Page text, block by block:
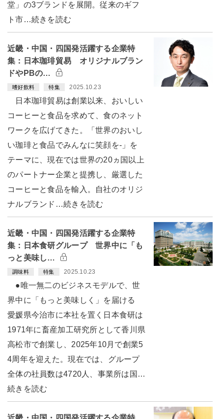
堂」の3ブランドを展開。従来のギフ
ト市…続きを読む
近畿・中国・四国発活躍する企業特
集：日本珈琲貿易 オリジナルブラン
ドやPBの…
嗜好飲料 特集 2025.10.23
日本珈琲貿易は創業以来、おいしい
コーヒーと食品を求めて、食のネット
ワークを広げてきた。「世界のおいし
い珈琲と食品でみんなに笑顔を-」を
テーマに、現在では世界の20ヵ国以上
のパートナー企業と提携し、厳選した
コーヒーと食品を輸入。自社のオリジ
ナルブランド…続きを読む
近畿・中国・四国発活躍する企業特
集：日本食研グループ 世界中に「も
っと美味し…
調味料 特集 2025.10.23
●唯一無二のビジネスモデルで、世
界中に「もっと美味しく」を届ける
愛媛県今治市に本社を置く日本食研は
1971年に畜産加工研究所として香川県
高松市で創業し、2025年10月で創業5
4周年を迎えた。現在では、グループ
全体の社員数は4720人、事業所は国…
続きを読む